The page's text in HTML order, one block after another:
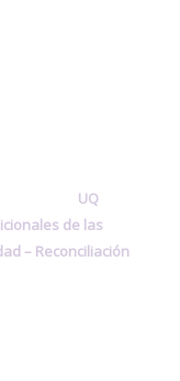
UQ
de las
– Reconciliación